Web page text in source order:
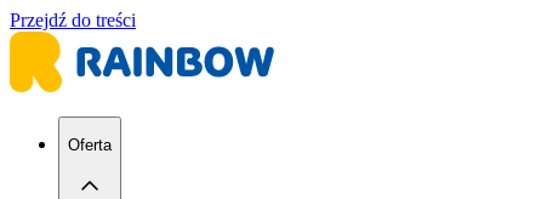
Przejdź do treści
Oferta